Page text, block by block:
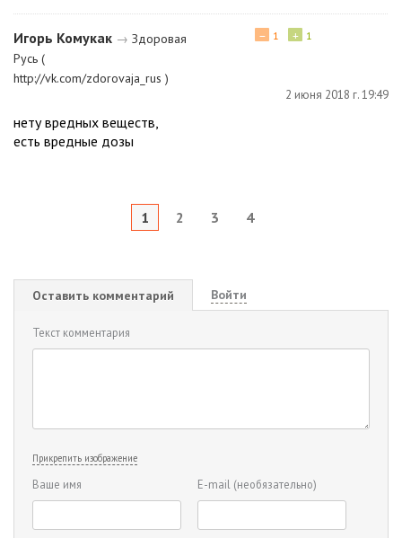
Игорь Комукак → Здоровая
Русь (
http://vk.com/zdorovaja_rus )
+ 1
− 1
2 июня 2018 г. 19:49
нету вредных веществ,
есть вредные дозы
1 2 3 4
Оставить комментарий Войти
Текст комментария
Прикрепить изображение
Ваше имя E-mail (необязательно)